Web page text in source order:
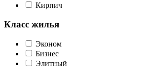
Кирпич
Класс жилья
Эконом
Бизнес
Элитный